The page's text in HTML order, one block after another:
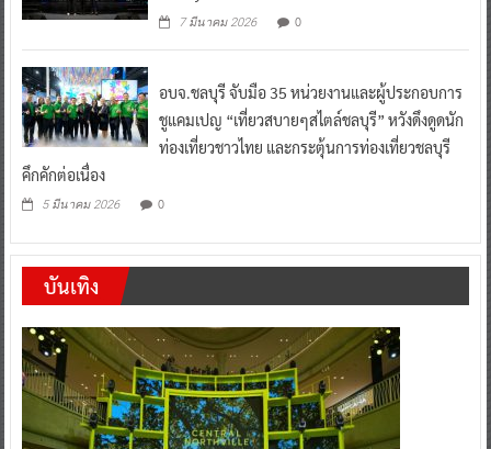
7 มีนาคม 2026 0
อบจ.ชลบุรี จับมือ 35 หน่วยงานและผู้ประกอบการ
ชูแคมเปญ “เที่ยวสบายๆสไตล์ชลบุรี” หวังดึงดูดนัก
ท่องเที่ยวชาวไทย และกระตุ้นการท่องเที่ยวชลบุรี
คึกคักต่อเนื่อง
5 มีนาคม 2026 0
บันเทิง